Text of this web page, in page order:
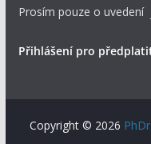
Prosím pouze o uvedení
Přihlášení pro
Copyright © 2026